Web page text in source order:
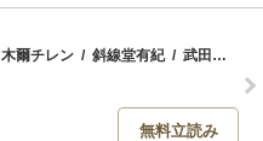
木爾チレン / 斜線堂有紀 / 武田綾乃
無料立読み